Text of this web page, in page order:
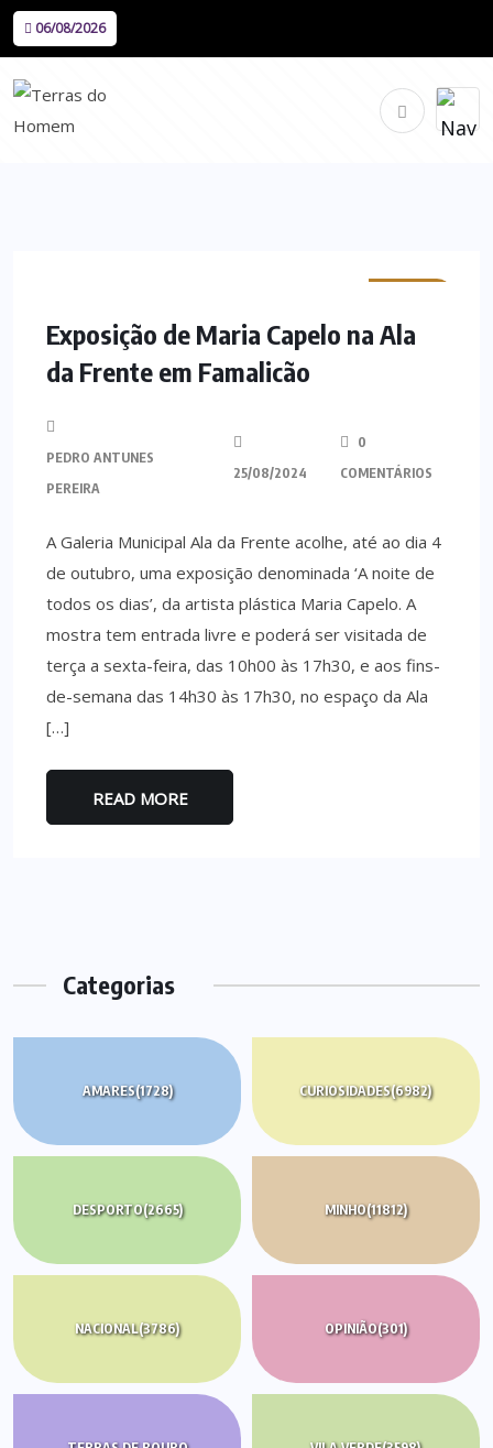
06/08/2026
Exposição de Maria Capelo na Ala
da Frente em Famalicão
PEDRO ANTUNES
PEREIRA
25/08/2024
0
COMENTÁRIOS
A Galeria Municipal Ala da Frente acolhe, até ao dia 4
de outubro, uma exposição denominada ‘A noite de
todos os dias’, da artista plástica Maria Capelo. A
mostra tem entrada livre e poderá ser visitada de
terça a sexta-feira, das 10h00 às 17h30, e aos fins-
de-semana das 14h30 às 17h30, no espaço da Ala
[…]
READ MORE
Categorias
AMARES(1728) CURIOSIDADES(6982)
DESPORTO(2665) MINHO(11812)
NACIONAL(3786) OPINIÃO(301)